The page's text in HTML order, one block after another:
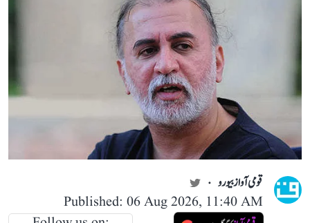
قومی آواز بیورو
Published: 06 Aug 2026, 11:40 AM